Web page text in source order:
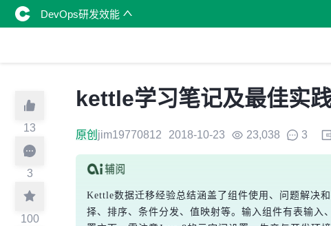
DevOps研发效能
13
3
100
kettle学习笔记及最佳实
原创 jim19770812 2018-10-23 23,038 3
Kettle数据迁移经验总结涵盖了组件使用、问题解决
择、排序、条件分发、值映射等。输入组件有表输